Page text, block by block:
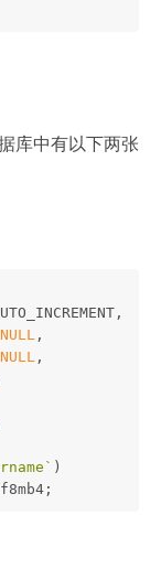
库中有以下两张
NULL ,
NULL ,
)